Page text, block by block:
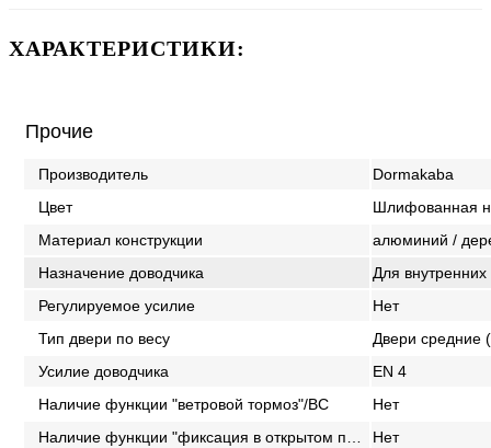
ХАРАКТЕРИСТИКИ:
Прочие
Производитель
Dormakaba
Цвет
Шлифованная
Материал конструкции
алюминий /
Назначение доводчика
Для
Регулируемое усилие
Нет
Тип двери по весу
Двери средние
Усилие доводчика
EN 4
Наличие функции "ветровой тормоз"/BC
Нет
Нет